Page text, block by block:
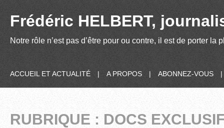
Frédéric HELBERT,
Notre rôle n’est pas d’être pour ou contre, il est de porter
ACCUEIL ET ACTUALITÉ | A PROPOS | ABONNEZ-VOUS |
RUBRIQUE : DOCS